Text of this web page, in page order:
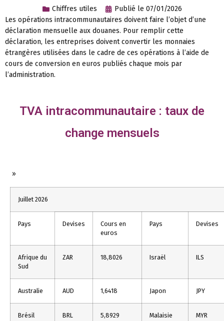
Chiffres utiles Publié le 07/01/2026
Les opérations intracommunautaires doivent faire l’objet d’une
déclaration mensuelle aux douanes. Pour remplir cette
déclaration, les entreprises doivent convertir les monnaies
étrangères utilisées dans le cadre de ces opérations à l’aide de
cours de conversion en euros publiés chaque mois par
l’administration.
TVA intracommunautaire : taux de
change mensuels
»
Juillet 2026
Pays Devises
Cours en
euros
Pays Devises
Afrique du
Sud
ZAR 18,8026 Israël ILS
Australie AUD 1,6418 Japon JPY
Brésil BRL 5,8929 Malaisie MYR